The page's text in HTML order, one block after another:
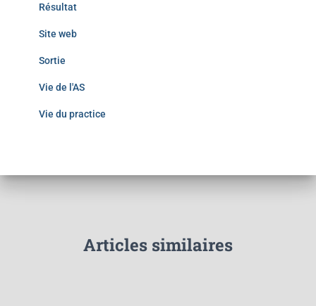
Résultat
Site web
Sortie
Vie de l'AS
Vie du practice
Articles similaires